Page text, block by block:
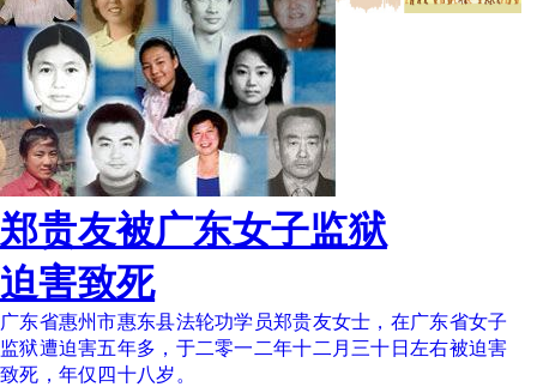
郑贵友被广东女子监狱
迫害致死
广东省惠州市惠东县法轮功学员郑贵友女士，在广东省女子
监狱遭迫害五年多，于二零一二年十二月三十日左右被迫害
致死，年仅四十八岁。